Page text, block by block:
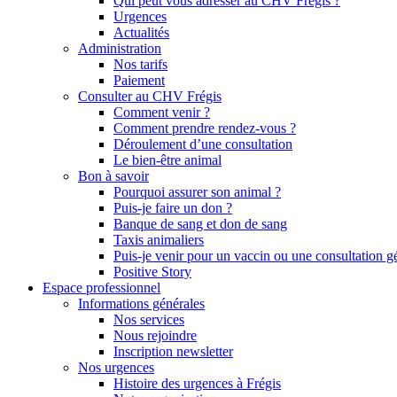
Urgences
Actualités
Administration
Nos tarifs
Paiement
Consulter au CHV Frégis
Comment venir ?
Comment prendre rendez-vous ?
Déroulement d’une consultation
Le bien-être animal
Bon à savoir
Pourquoi assurer son animal ?
Puis-je faire un don ?
Banque de sang et don de sang
Taxis animaliers
Puis-je venir pour un vaccin ou une consultation
Positive Story
Espace professionnel
Informations générales
Nos services
Nous rejoindre
Inscription newsletter
Nos urgences
Histoire des urgences à Frégis